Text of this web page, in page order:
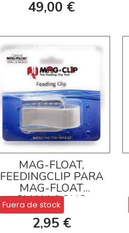
49,00 €
MAG-FLOAT,
FEEDINGCLIP PARA
MAG-FLOAT
SMALL/LONG
Fuera de stock
2,95 €